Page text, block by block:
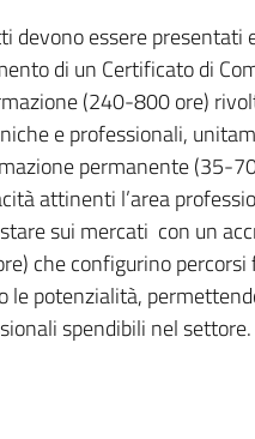
devono essere
di un Certificato di
(240-800 ore)
e professionali,
permanente (35-
attinenti l’area
sui mercati con un
che configurino
le potenzialità,
spendibili nel settore.